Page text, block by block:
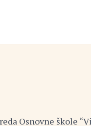
Osnovne škole